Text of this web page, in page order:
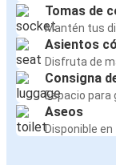
Tomas de
Mantén tus
Asientos
Disfruta de
Consigna
Espacio
Aseos
Disponible